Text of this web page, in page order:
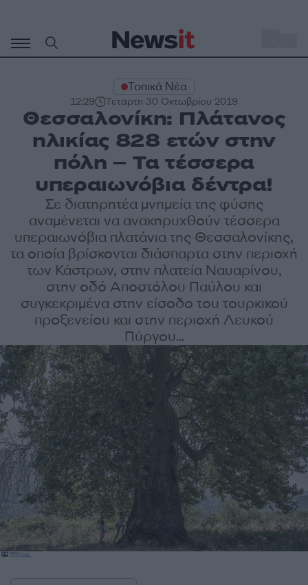
περιεχόμενο
Τοπικά Νέα
12:29 Τετάρτη 30 Οκτωβρίου 2019
Θεσσαλονίκη: Πλάτανος
ηλικίας 828 ετών στην
πόλη – Τα τέσσερα
υπεραιωνόβια δέντρα!
Σε διατηρητέα μνημεία της φύσης
αναμένεται να ανακηρυχθούν τέσσερα
υπεραιωνόβια πλατάνια της Θεσσαλονίκης,
τα οποία βρίσκονται διάσπαρτα στην περιοχή
των Κάστρων, στην πλατεία Ναυαρίνου,
στην οδό Αποστόλου Παύλου και
συγκεκριμένα στην είσοδο του τουρκικού
προξενείου και στην περιοχή Λευκού
Πύργου...